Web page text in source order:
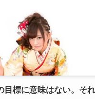
目標に意味はない。そ